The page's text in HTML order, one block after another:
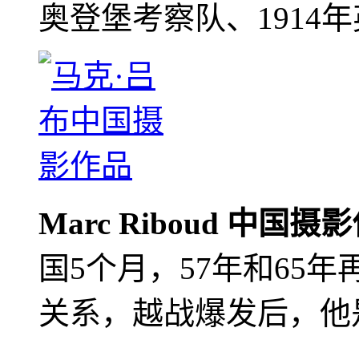
奥登堡考察队、1914
Marc Riboud 中国摄
国5个月，57年和65年
关系，越战爆发后，